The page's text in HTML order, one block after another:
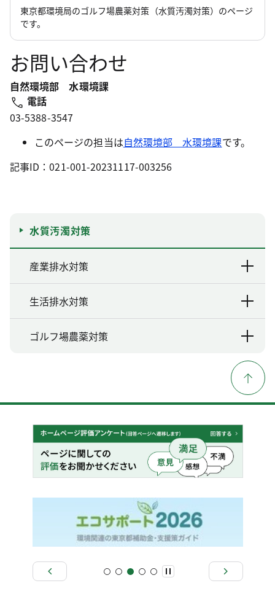
東京都環境局のゴルフ場農薬対策（水質汚濁対策）のページ
です。
お問い合わせ
自然環境部 水環境課
電話
03-5388-3547
このページの担当は自然環境部 水環境課です。
記事ID：021-001-20231117-003256
水質汚濁対策
産業排水対策
生活排水対策
ゴルフ場農薬対策